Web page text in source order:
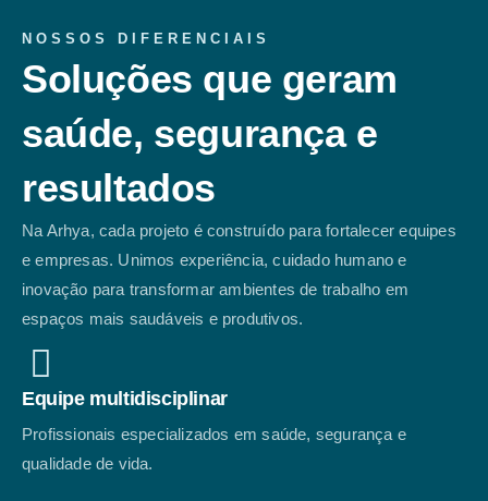
NOSSOS DIFERENCIAIS
Soluções que geram
saúde, segurança e
resultados
Na Arhya, cada projeto é construído para fortalecer equipes
e empresas. Unimos experiência, cuidado humano e
inovação para transformar ambientes de trabalho em
espaços mais saudáveis e produtivos.
Equipe multidisciplinar
Profissionais especializados em saúde, segurança e
qualidade de vida.